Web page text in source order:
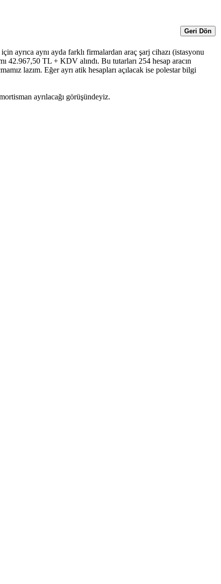
Geri Dön
ayrıca aynı ayda farklı firmalardan araç şarj cihazı (istasyonu
TL + KDV alındı. Bu tutarları 254 hesap aracın
lazım. Eğer ayrı atik hesapları açılacak ise polestar bilgi
ayrılacağı görüşündeyiz.